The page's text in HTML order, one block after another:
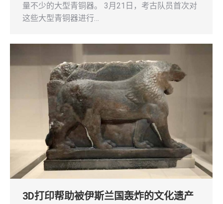
量不少的大型青铜器。 3月21日，考古队员首次对
这些大型青铜器进行…
3D打印帮助被伊斯兰国轰炸的文化遗产